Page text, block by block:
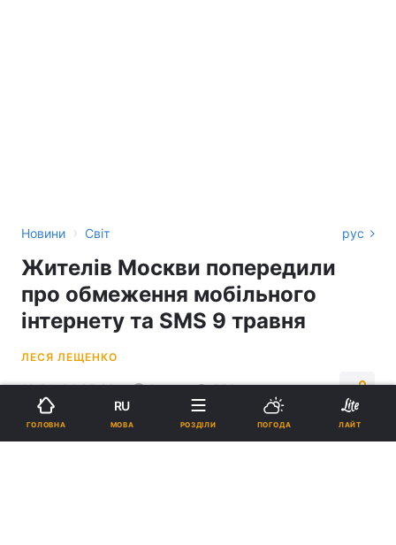
Новини › Світ рус
Жителів Москви попередили
про обмеження мобільного
інтернету та SMS 9 травня
ЛЕСЯ ЛЕЩЕНКО
19:24, 04.05.26 2 хв. 559
Підпишіться на нас в Google
ГОЛОВНА
RU
МОВА РОЗДІЛИ ПОГОДА ЛАЙТ